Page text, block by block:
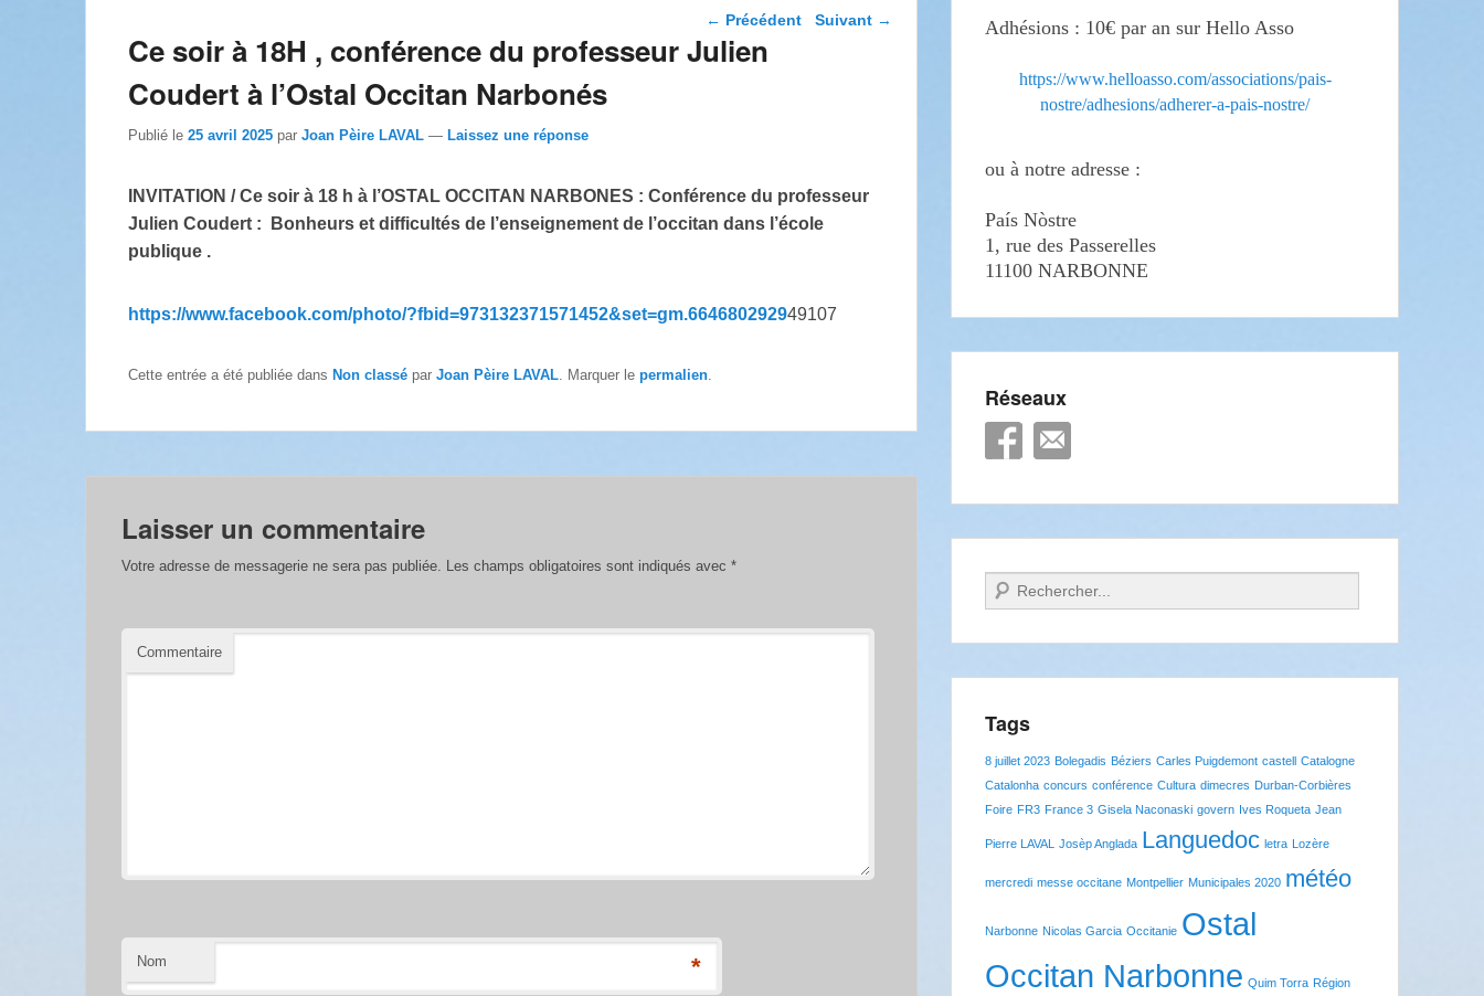
Navigation dans les
← Précédent Suivant →
Ce soir à 18H , conférence du professeur Julien
Coudert à l’Ostal Occitan Narbonés
Publié le 25 avril 2025 par Joan Pèire LAVAL — Laissez une réponse
INVITATION / Ce soir à 18 h à l’OSTAL OCCITAN NARBONES : Conférence du professeur
Julien Coudert : Bonheurs et difficultés de l’enseignement de l’occitan dans l’école
publique .
https://www.facebook.com/photo/?fbid=973132371571452&set=gm.664680292949107
Cette entrée a été publiée dans Non classé par Joan Pèire LAVAL . Marquer le permalien
Laisser un commentaire
Votre adresse de messagerie ne sera pas publiée. Les champs obligatoires sont indiqués avec *
Commentaire
Nom *
Adhésions : 10€ par an sur Hello Asso
https://www.helloasso.com/associations/pais-
nostre/adhesions/adherer-a-pais-nostre/
ou à notre adresse :
País Nòstre
1, rue des Passerelles
11100 NARBONNE
Réseaux
Recherche
Tags
8 juillet 2023 Bolegadis Béziers Carles Puigdemont castell Catalogne
Catalonha concurs conférence Cultura dimecres Durban-Corbières
Foire FR3 France 3 Gisela Naconaski govern Ives Roqueta Jean
Pierre LAVAL Josèp Anglada Languedoc letra Lozère
mercredi messe occitane Montpellier Municipales 2020 météo
Narbonne Nicolas Garcia Occitanie Ostal
Occitan Narbonne Quim Torra Région